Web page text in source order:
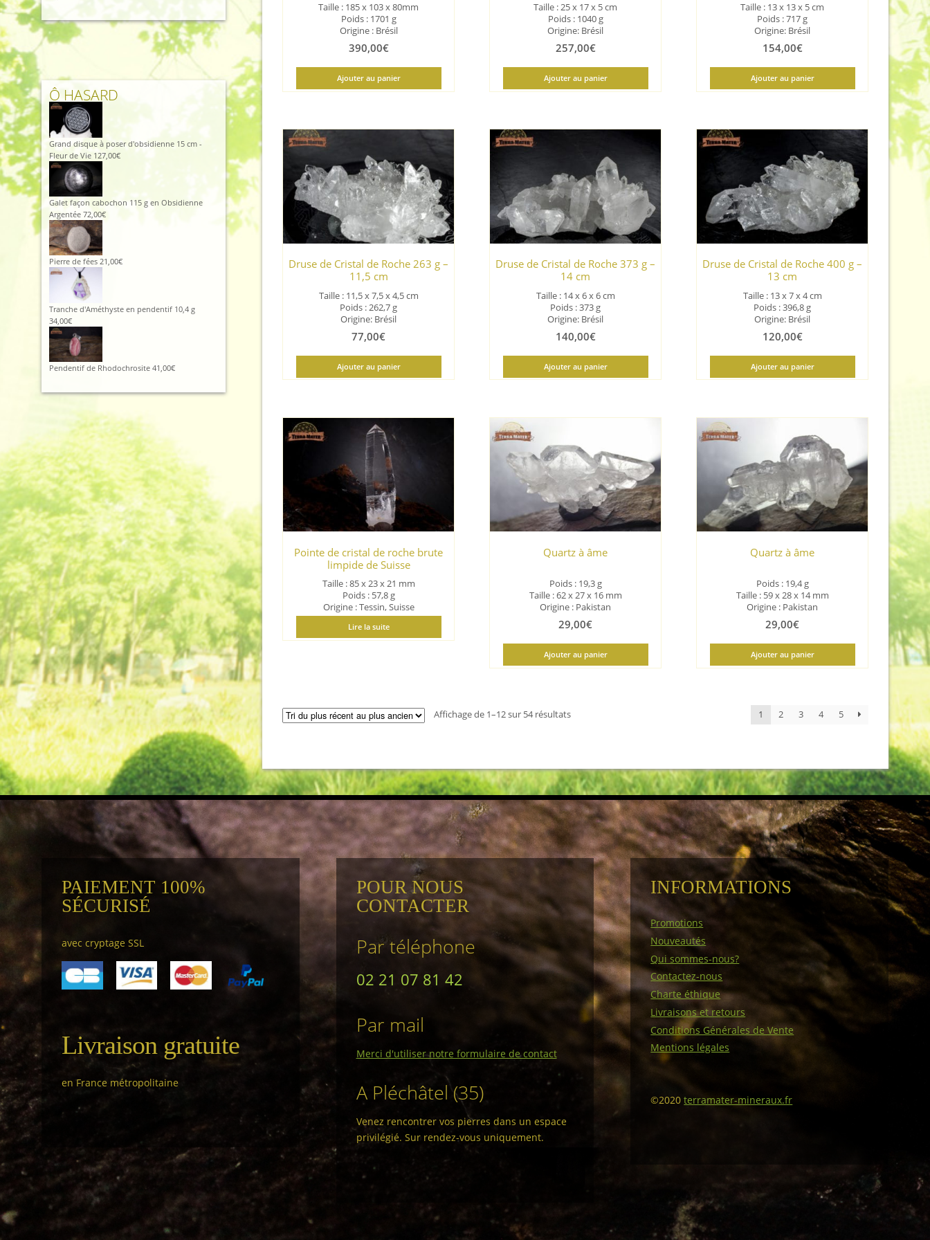
Taille : 185 x 103 x 80mm
Poids : 1701 g
Origine : Brésil
390,00€
Ajouter au panier
Taille : 25 x 17 x 5 cm
Poids : 1040 g
Origine: Brésil
257,00€
Ajouter au panier
Taille : 13 x 13 x 5 cm
Poids : 717 g
Origine: Brésil
154,00€
Ajouter au panier
Druse de Cristal de Roche 263 g –
11,5 cm
Taille : 11,5 x 7,5 x 4,5 cm
Poids : 262,7 g
Origine: Brésil
77,00€
Ajouter au panier
Druse de Cristal de Roche 373 g –
14 cm
Taille : 14 x 6 x 6 cm
Poids : 373 g
Origine: Brésil
140,00€
Ajouter au panier
Druse de Cristal de Roche 400 g –
13 cm
Taille : 13 x 7 x 4 cm
Poids : 396,8 g
Origine: Brésil
120,00€
Ajouter au panier
Pointe de cristal de roche brute
limpide de Suisse
Taille : 85 x 23 x 21 mm
Poids : 57,8 g
Origine : Tessin, Suisse
Lire la suite
Quartz à âme
Poids : 19,3 g
Taille : 62 x 27 x 16 mm
Origine : Pakistan
29,00€
Ajouter au panier
Quartz à âme
Poids : 19,4 g
Taille : 59 x 28 x 14 mm
Origine : Pakistan
29,00€
Ajouter au panier
Affichage de 1–12 sur 54 résultatsTrié
au
plus
ancien
1 2 3 4 5
initial
était :
96,00€.
actuel
est :
86,00€.
Ô HASARD
Grand disque à poser d'obsidienne 15 cm -
Fleur de Vie 127,00€
Galet façon cabochon 115 g en Obsidienne
Argentée 72,00€
Pierre de fées 21,00€
Tranche d'Améthyste en pendentif 10,4 g
34,00€
Pendentif de Rhodochrosite 41,00€
PAIEMENT 100%
SÉCURISÉ
avec cryptage SSL
Livraison gratuite
en France métropolitaine
POUR NOUS
CONTACTER
Par téléphone
02 21 07 81 42
Par mail
Merci d'utiliser notre formulaire de contact
A Pléchâtel (35)
Venez rencontrer vos pierres dans un espace
privilégié. Sur rendez-vous uniquement.
INFORMATIONS
Promotions
Nouveautés
Qui sommes-nous?
Contactez-nous
Charte éthique
Livraisons et retours
Conditions Générales de Vente
Mentions légales
©2020terramater-mineraux.fr